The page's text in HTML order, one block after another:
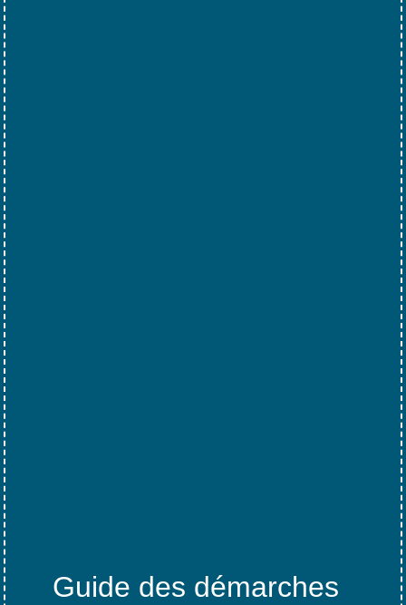
Guide des démarches